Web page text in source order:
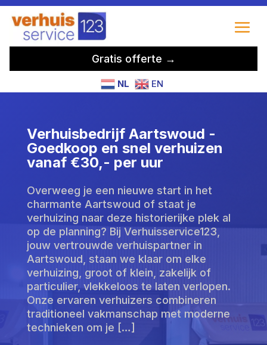
Gratis offerte →
NL EN
Verhuisbedrijf Aartswoud -
Goedkoop en snel verhuizen
vanaf €30,- per uur
Overweeg je een nieuwe start in het
charmante Aartswoud of staat je
verhuizing naar deze historierijke plek al
op de planning? Bij Verhuisservice123,
jouw vertrouwde verhuispartner in
Aartswoud, staan we klaar om elke
verhuizing, groot of klein, zakelijk of
particulier, vlekkeloos te laten verlopen.​
Onze ervaren verhuizers combineren
traditioneel vakmanschap met moderne
technieken om je […]